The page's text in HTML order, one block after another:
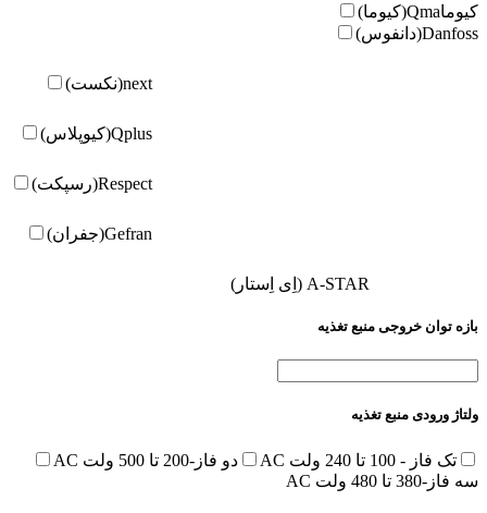
کیوماQma(کیوما)
Danfoss(دانفوس)
next(نکست)
Qplus(کیوپلاس)
Respect(رسپکت)
Gefran(جفران)
A-STAR (اِی اِستار)
بازه توان خروجی منبع تغذیه
ولتاژ ورودی منبع تغذیه
تک فاز - 100 تا 240 ولت AC
دو فاز-200 تا 500 ولت AC
سه فاز-380 تا 480 ولت AC